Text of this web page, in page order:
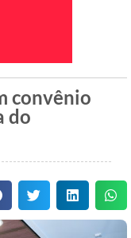
convênio
do